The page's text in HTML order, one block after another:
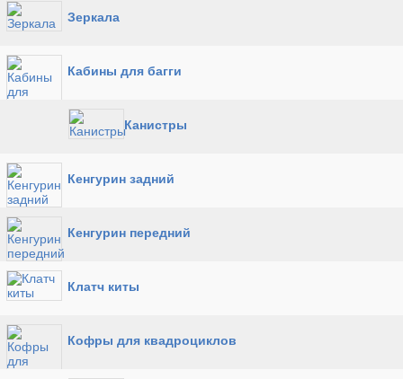
Зеркала
Кабины для багги
Канистры
Кенгурин задний
Кенгурин передний
Клатч киты
Кофры для квадроциклов